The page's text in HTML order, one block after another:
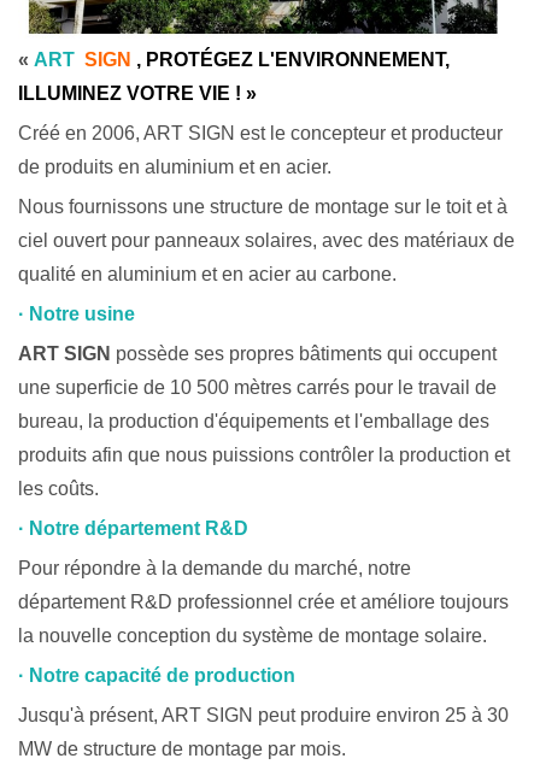
« ART SIGN , PROTÉGEZ L'ENVIRONNEMENT,
ILLUMINEZ VOTRE VIE ! »
Créé en 2006, ART SIGN est le concepteur et producteur
de produits en aluminium et en acier.
Nous fournissons une structure de montage sur le toit et à
ciel ouvert pour panneaux solaires, avec des matériaux de
qualité en aluminium et en acier au carbone.
· Notre usine
ART SIGN possède ses propres bâtiments qui occupent
une superficie de 10 500 mètres carrés pour le travail de
bureau, la production d'équipements et l'emballage des
produits afin que nous puissions contrôler la production et
les coûts.
· Notre département R&D
Pour répondre à la demande du marché, notre
département R&D professionnel crée et améliore toujours
la nouvelle conception du système de montage solaire.
· Notre capacité de production
Jusqu'à présent, ART SIGN peut produire environ 25 à 30
MW de structure de montage par mois.